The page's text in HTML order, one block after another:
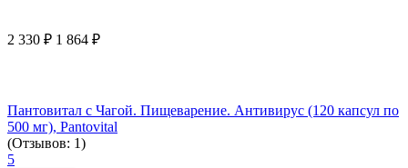
2 330 ₽ 1 864 ₽
Пантовитал с Чагой. Пищеварение. Антивирус (120 капсул по
500 мг), Pantovital
(Отзывов: 1)
5